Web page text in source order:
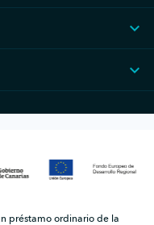
préstamo ordinario de la